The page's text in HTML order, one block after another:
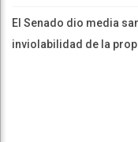
El Senado dio media
inviolabilidad de la